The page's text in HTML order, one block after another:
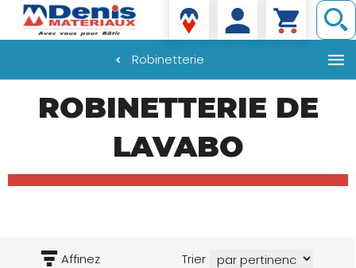
contenu
Denis matériaux
Robinetterie
ROBINETTERIE DE
LAVABO
Affinez Trier